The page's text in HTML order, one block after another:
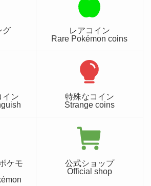
グ
レアコイン
Rare Pokémon coins
イン
特殊なコイン
Strange coins
ケモ
公式ショップ
Official shop